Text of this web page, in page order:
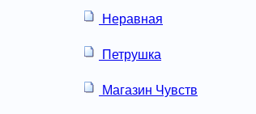
Неравная
Петрушка
Магазин Чувств